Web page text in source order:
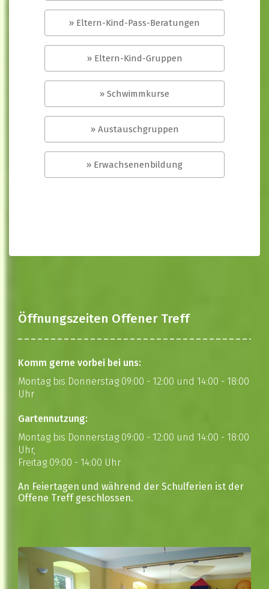
» Eltern-Kind-Pass-Beratungen
» Eltern-Kind-Gruppen
» Schwimmkurse
» Austauschgruppen
» Erwachsenenbildung
Öffnungszeiten Offener Treff
Komm gerne vorbei bei uns:
Montag bis Donnerstag 09:00 - 12:00 und 14:00 - 18:00
Uhr
Gartennutzung:
Montag bis Donnerstag 09:00 - 12:00 und 14:00 - 18:00
Uhr,
Freitag 09:00 - 14:00 Uhr
An Feiertagen und während der Schulferien ist der
Offene Treff geschlossen.